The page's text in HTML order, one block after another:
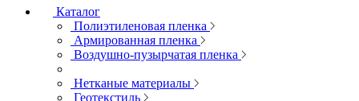
Каталог
Полиэтиленовая пленка
Армированная пленка
Воздушно-пузырчатая пленка
Нетканые материалы
Геотекстиль